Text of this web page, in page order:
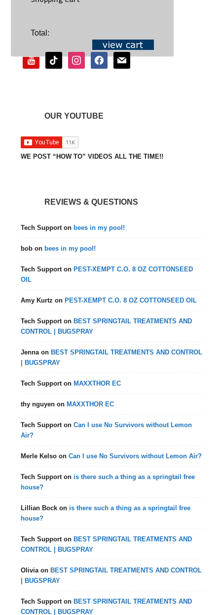
Total:SOCIAL
youtubetiktok instagramfacebookmail
OUR YOUTUBE
WE POST “HOW TO” VIDEOS ALL THE TIME!!
REVIEWS & QUESTIONS
Tech Supporton bees in my pool!
bob on bees in my pool!
Tech Supporton PEST-XEMPT C.O. 8 OZ COTTONSEED
OIL
Amy Kurtz on PEST-XEMPT C.O. 8 OZ COTTONSEED OIL
Tech Supporton BEST SPRINGTAIL TREATMENTS AND
CONTROL | BUGSPRAY
Jennaon BEST SPRINGTAIL TREATMENTS AND CONTROL
| BUGSPRAY
Tech Supporton MAXXTHOR EC
thy nguyen on MAXXTHOR EC
Tech SupportonCan I use No Survivors without Lemon
Air?
Merle Kelso onCan I use No Survivors without Lemon Air?
Tech Supporton is there such a thing as a springtail free
house?
Lillian Bock on is there such a thing as a springtail free
house?
Tech Supporton BEST SPRINGTAIL TREATMENTS AND
CONTROL | BUGSPRAY
Oliviaon BEST SPRINGTAIL TREATMENTS AND CONTROL
| BUGSPRAY
Tech Supporton BEST SPRINGTAIL TREATMENTS AND
CONTROL | BUGSPRAY